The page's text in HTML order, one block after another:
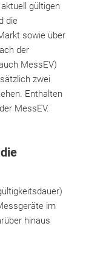
gültigen
die
sowie über
der
MessEV)
zwei
Enthalten
MessEV.
im
hinaus